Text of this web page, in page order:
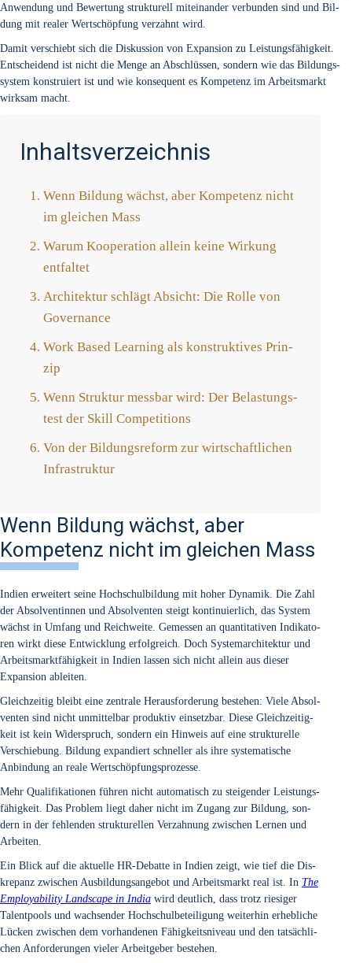
Anwen­dung und Bewer­tung struk­tu­rell mit­ein­an­der ver­bun­den sind und Bil­
dung mit rea­ler Wert­schöp­fung ver­zahnt wird.
Damit ver­schiebt sich die Dis­kus­si­on von Expan­si­on zu Leis­tungs­fä­hig­keit.
Ent­schei­dend ist nicht die Men­ge an Abschlüs­sen, son­dern wie das Bil­dungs­
sys­tem kon­stru­iert ist und wie kon­se­quent es Kom­pe­tenz im Arbeits­markt
wirk­sam macht.
Inhaltsverzeichnis
Wenn Bil­dung wächst, aber Kom­pe­tenz nicht
im glei­chen Mass
War­um Koope­ra­ti­on allein kei­ne Wir­kung
ent­fal­tet
Archi­tek­tur schlägt Absicht: Die Rol­le von
Gover­nan­ce
Work Based Lear­ning als kon­struk­ti­ves Prin­
zip
Wenn Struk­tur mess­bar wird: Der Belas­tungs­
test der Skill Com­pe­ti­ti­ons
Von der Bil­dungs­re­form zur wirt­schaft­li­chen
Infra­struk­tur
Wenn Bildung wächst, aber
Kompetenz nicht im gleichen Mass
Indi­en erwei­tert sei­ne Hoch­schul­bil­dung mit hoher Dyna­mik. Die Zahl
der Absol­ven­tin­nen und Absol­ven­ten steigt kon­ti­nu­ier­lich, das Sys­tem
wächst in Umfang und Reich­wei­te. Gemes­sen an quan­ti­ta­ti­ven Indi­ka­to­
ren wirkt die­se Ent­wick­lung erfolg­reich. Doch Sys­tem­ar­chi­tek­tur und
Arbeits­markt­fä­hig­keit in Indi­en las­sen sich nicht allein aus die­ser
Expan­si­on ablei­ten.
Gleich­zei­tig bleibt eine zen­tra­le Her­aus­for­de­rung bestehen: Vie­le Absol­
ven­ten sind nicht unmit­tel­bar pro­duk­tiv ein­setz­bar. Die­se Gleich­zei­tig­
keit ist kein Wider­spruch, son­dern ein Hin­weis auf eine struk­tu­rel­le
Ver­schie­bung. Bil­dung expan­diert schnel­ler als ihre sys­te­ma­ti­sche
Anbin­dung an rea­le Wert­schöp­fungs­pro­zes­se.
Mehr Qua­li­fi­ka­tio­nen füh­ren nicht auto­ma­tisch zu stei­gen­der Leis­tungs­
fä­hig­keit. Das Pro­blem liegt daher nicht im Zugang zur Bil­dung, son­
dern in der feh­len­den struk­tu­rel­len Ver­zah­nung zwi­schen Ler­nen und
Arbei­ten.
Ein Blick auf die aktu­el­le HR-Debat­te in Indi­en zeigt, wie tief die Dis­
kre­panz zwi­schen Aus­bil­dungs­an­ge­bot und Arbeits­markt real ist. In The
Employa­bi­li­ty Land­scape in India wird deut­lich, dass trotz rie­si­ger
Talent­pools und wach­sen­der Hoch­schul­be­tei­li­gung wei­ter­hin erheb­li­che
Lücken zwi­schen dem vor­han­de­nen Fähig­keits­ni­veau und den tat­säch­li­
chen Anfor­de­run­gen vie­ler Arbeit­ge­ber bestehen.